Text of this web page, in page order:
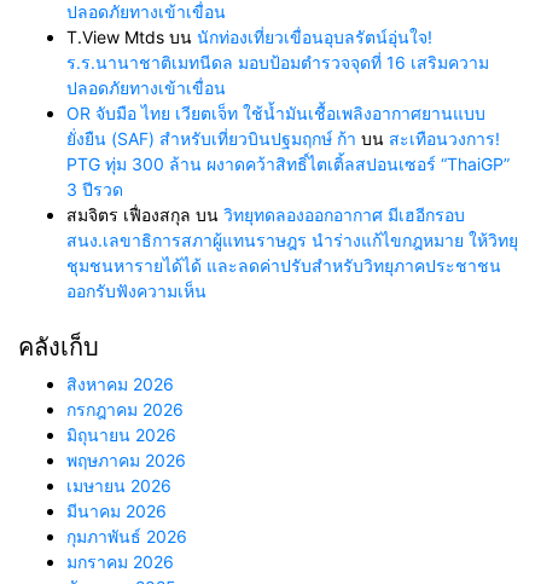
ปลอดภัยทางเข้าเขื่อน
T.View Mtds บน นักท่องเที่ยวเขื่อนอุบลรัตน์อุ่นใจ!
ร.ร.นานาชาติเมทนีดล มอบป้อมตำรวจจุดที่ 16 เสริมความ
ปลอดภัยทางเข้าเขื่อน
OR จับมือ ไทย เวียตเจ็ท ใช้น้ำมันเชื้อเพลิงอากาศยานแบบ
ยั่งยืน (SAF) สำหรับเที่ยวบินปฐมฤกษ์ ก้า บน สะเทือนวงการ!
PTG ทุ่ม 300 ล้าน ผงาดคว้าสิทธิ์ไตเติ้ลสปอนเซอร์ “ThaiGP”
3 ปีรวด
สมจิตร เฟื่องสกุล บน วิทยุทดลองออกอากาศ มีเฮอีกรอบ
สนง.เลขาธิการสภาผู้แทนราษฎร นำร่างแก้ไขกฎหมาย ให้วิทยุ
ชุมชนหารายได้ได้ และลดค่าปรับสำหรับวิทยุภาคประชาชน
ออกรับฟังความเห็น
คลังเก็บ
สิงหาคม 2026
กรกฎาคม 2026
มิถุนายน 2026
พฤษภาคม 2026
เมษายน 2026
มีนาคม 2026
กุมภาพันธ์ 2026
มกราคม 2026